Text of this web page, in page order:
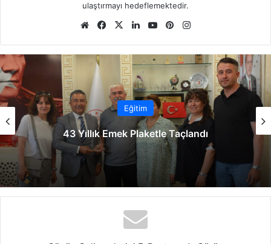
ulaştırmayı hedeflemektedir.
We
sit
esi
Fa
bo
X
Lin
dIn
Yo
ub
e
Pin
est ra
Eğitim
43 Yıllık Emek Plaketle Taçlandı